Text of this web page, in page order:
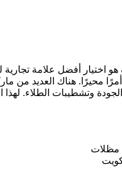
اختيار أفضل علامة
محيرًا. هناك العديد من
وتشطيبات الطلاء.
مظلات